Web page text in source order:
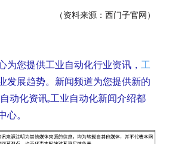
（资料来源：西门子官网）
为您提供工业自动化行业资讯， 工
发展趋势。新闻频道为您提供新的
动化资讯,工业自动化新闻介绍都
心。